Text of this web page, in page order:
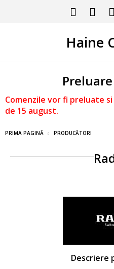
Haine
Comenzile vor fi preluate
de 15 august.
PRIMA PAGINĂ PRODUCĂTORI
Descriere